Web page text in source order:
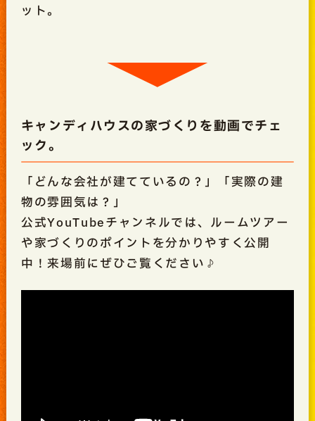
ット。
キャンディハウスの家づくりを動画でチェ
ック。
「どんな会社が建てているの？」「実際の建
物の雰囲気は？」
公式YouTubeチャンネルでは、ルームツアー
や家づくりのポイントを分かりやすく公開
中！来場前にぜひご覧ください♪